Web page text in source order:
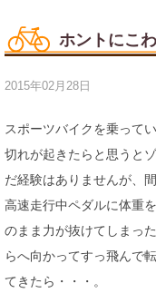
ホントにこ
2015年02月28日
スポーツバイクを乗って
切れが起きたらと思うと
だ経験はありませんが、
高速走行中ペダルに体重
のまま力が抜けてしまっ
らへ向かってすっ飛んで
てきたら・・・。